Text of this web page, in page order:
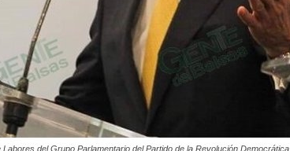
del Grupo Parlamentario del Partido de la Revolución Democrática.